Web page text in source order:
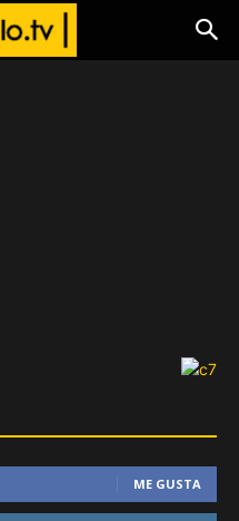
ME GUSTA